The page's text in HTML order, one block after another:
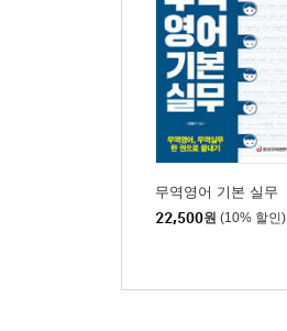
무역영어 기본 실무
22,500원 (10% 할인)